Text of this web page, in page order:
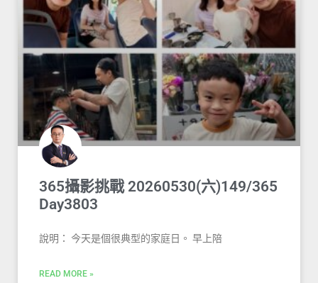
365攝影挑戰 20260530(六)149/365
Day3803
說明： 今天是個很典型的家庭日。 早上陪
READ MORE »